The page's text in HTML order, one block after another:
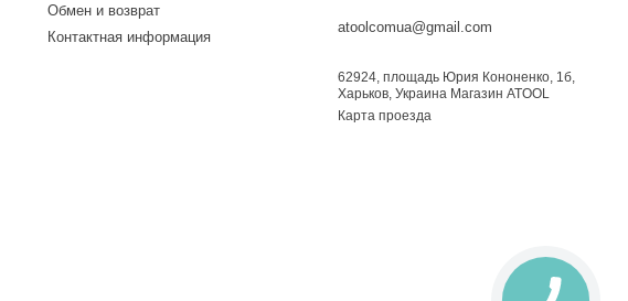
Обмен и возврат
Контактная информация
atoolcomua@gmail.com
62924, площадь Юрия Кононенко, 1б,
Харьков, Украина Магазин ATOOL
Карта проезда